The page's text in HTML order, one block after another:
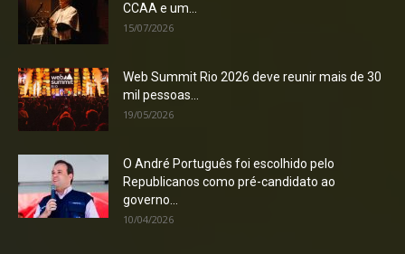
CCAA e um...
15/07/2026
Web Summit Rio 2026 deve reunir mais de 30
mil pessoas...
19/05/2026
O André Português foi escolhido pelo
Republicanos como pré-candidato ao
governo...
10/04/2026